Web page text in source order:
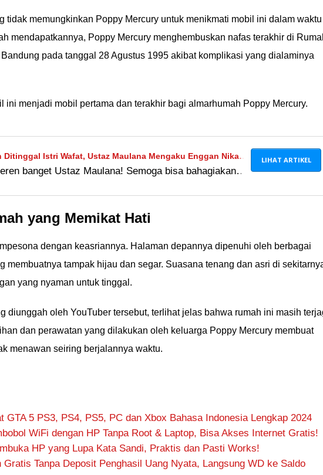
tidak memungkinkan Poppy Mercury untuk menikmati mobil ini dalam waktu
mendapatkannya, Poppy Mercury menghembuskan nafas terakhir di
pada tanggal 28 Agustus 1995 akibat komplikasi yang dialaminya
ini menjadi mobil pertama dan terakhir bagi almarhumah Poppy Mercury.
Ditinggal Istri Wafat, Ustaz Maulana Mengaku Enggan Nikah
Fokus Bahagiakan 4 Anak
banget Ustaz Maulana! Semoga bisa bahagiakan
LIHAT ARTIKEL
yang Memikat Hati
dengan keasriannya. Halaman depannya dipenuhi oleh berbagai
membuatnya tampak hijau dan segar. Suasana tenang dan asri di
yang nyaman untuk tinggal.
diunggah oleh YouTuber tersebut, terlihat jelas bahwa rumah ini masih
dan perawatan yang dilakukan oleh keluarga Poppy Mercury membuat
menawan seiring berjalannya waktu.
GTA 5 PS3, PS4, PS5, PC dan Xbox Bahasa Indonesia Lengkap 2024
WiFi dengan HP Tanpa Root & Laptop, Bisa Akses Internet Gratis!
HP yang Lupa Kata Sandi, Praktis dan Pasti Works!
Gratis Tanpa Deposit Penghasil Uang Nyata, Langsung WD ke Saldo